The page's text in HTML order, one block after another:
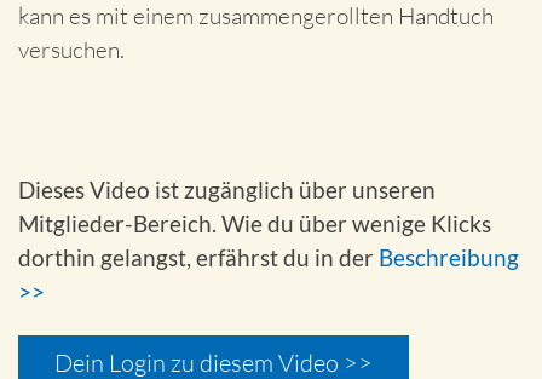
kann es mit einem zusammengerollten Handtuch
versuchen.
Dieses Video ist zugänglich über unseren
Mitglieder-Bereich. Wie du über wenige Klicks
dorthin gelangst, erfährst du in der Beschreibung
>>
Dein Login zu diesem Video >>